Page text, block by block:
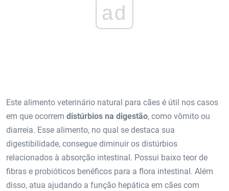
ad
Este alimento veterinário natural para cães é útil nos casos
em que ocorrem distúrbios na digestão, como vômito ou
diarreia. Esse alimento, no qual se destaca sua
digestibilidade, consegue diminuir os distúrbios
relacionados à absorção intestinal. Possui baixo teor de
fibras e probióticos benéficos para a flora intestinal. Além
disso, atua ajudando a função hepática em cães com